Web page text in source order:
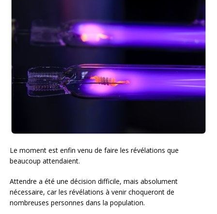
Le moment est enfin venu de faire les révélations que
beaucoup attendaient.
Attendre a été une décision difficile, mais absolument
nécessaire, car les révélations à venir choqueront de
nombreuses personnes dans la population.